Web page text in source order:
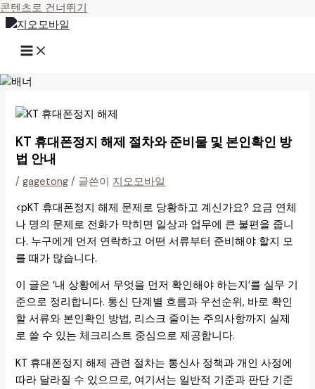
콘텐츠로 건너뛰기
KT 휴대폰정지 해제 절차와 준비물 및 본인확인 방
법 안내
/gagetong / 글쓴이 지오모바일
<pKT 휴대폰정지 해제 문제로 당황하고 계신가요? 요금 연체
나 명의 문제로 전화가 막히면 일상과 업무에 큰 불편을 줍니
다. 누구에게 먼저 연락하고 어떤 서류부터 준비해야 할지 모
를 때가 많습니다.
이 글은 ‘내 상황에서 무엇을 먼저 확인해야 하는지’를 실무 기
준으로 정리합니다. 통신 단계별 흐름과 우선순위, 바로 확인
할 서류와 본인확인 방법, 리스크 줄이는 주의사항까지 실제
로 쓸 수 있는 체크리스트 중심으로 제공합니다.
KT 휴대폰정지 해제 관련 절차는 통신사 정책과 개인 사정에
따라 달라질 수 있으므로, 여기서는 일반적 기준과 판단 기준